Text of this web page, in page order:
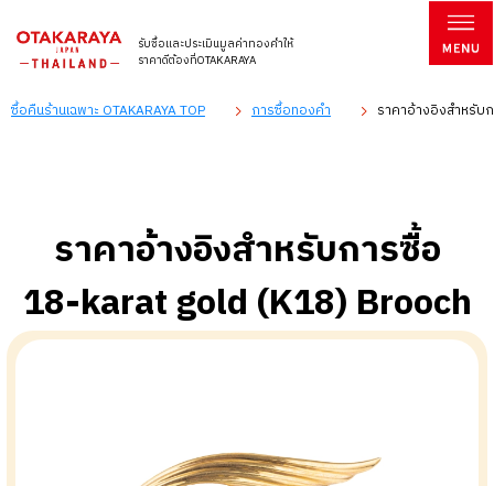
รับซื้อและประเมินมูลค่าทองคำให้
ราคาดีต้องที่OTAKARAYA
ซื้อคืนร้านเฉพาะ OTAKARAYA TOP การซื้อทองคำ ราคาอ้างอิงสำหรับ
ราคาอ้างอิงสำหรับการซื้อ
18-karat gold (K18) Brooch